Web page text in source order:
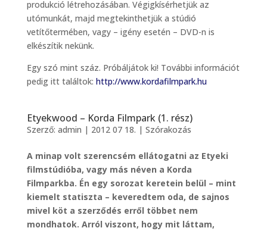
produkció létrehozásában. Végigkísérhetjük az
utómunkát, majd megtekinthetjük a stúdió
vetítőtermében, vagy – igény esetén – DVD-n is
elkészítik nekünk.
Egy szó mint száz. Próbáljátok ki! További információt
pedig itt találtok: http://www.kordafilmpark.hu
Etyekwood – Korda Filmpark (1. rész)
Szerző: admin | 2012 07 18. | Szórakozás
A minap volt szerencsém ellátogatni az Etyeki
filmstúdióba, vagy más néven a Korda
Filmparkba. Én egy sorozat keretein belül – mint
kiemelt statiszta – keveredtem oda, de sajnos
mivel köt a szerződés erről többet nem
mondhatok. Arról viszont, hogy mit láttam,